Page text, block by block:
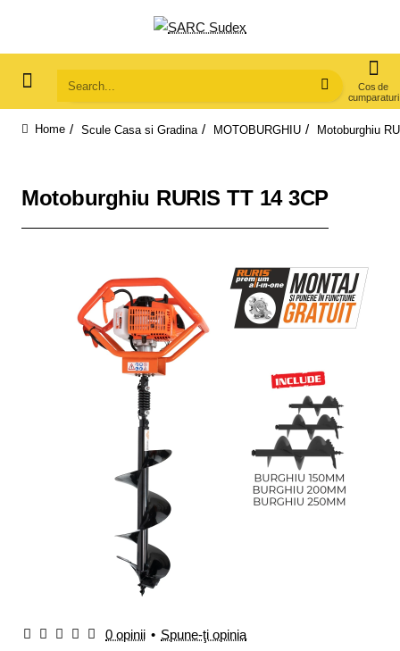
Search...
Scule Casa si Gradina MOTOBURGHIU Motoburghiu
Motoburghiu RURIS TT 14 3CP
0 opinii • Spune-ţi opinia